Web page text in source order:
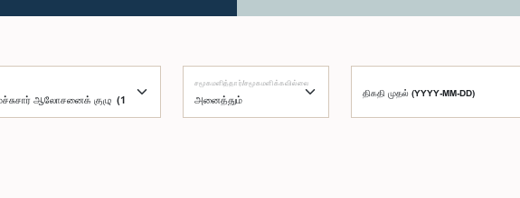
சமூகமளித்தார்/சமூகமளிக்கவில்லை
திகதி முதல் (YYYY-MM-DD)